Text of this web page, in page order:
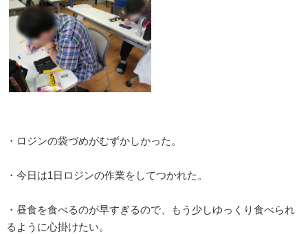
・ロジンの袋づめがむずかしかった。
・今日は1日ロジンの作業をしてつかれた。
・昼食を食べるのが早すぎるので、もう少しゆっくり食べられ
るように心掛けたい。